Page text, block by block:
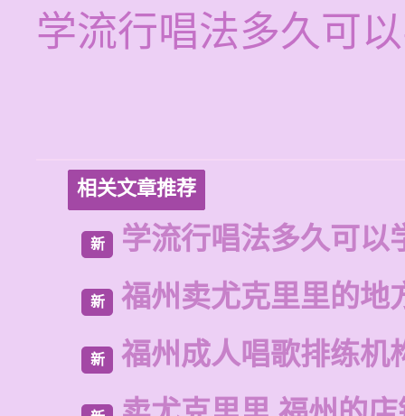
学流行唱法多久可
相关文章推荐
新 学流行唱法多久可以
新 福州卖尤克里里的地
新 福州成人唱歌排练机